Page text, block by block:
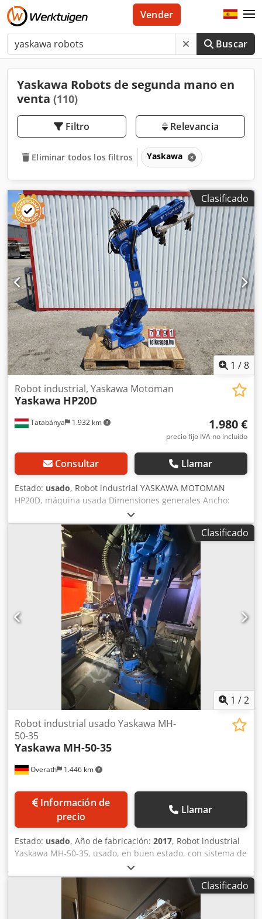
Buscar
Vender
Yaskawa Robots de segunda mano en
venta (110)
Filtro Relevancia
Eliminar todos los filtros Yaskawa
Clasificado
1 /8
Tatabánya 1.932 km
Robot industrial, Yaskawa Motoman
Yaskawa HP20D
1.980 €
precio fijo IVA no incluído
Consultar Llamar
Estado: usado, Robot industrial YASKAWA MOTOMAN
HP20D, máquina usada Dimensiones generales Ancho:
1400 mm Profundidad: 600 mm Altura: 1900 mm
Fabricante Yaskawa Electric Corporation (fabricado en
Japón) Modelo MOTOMAN HP20D Código de tipo Codozk
Awdspfx Ahfsrf YR-HP0020D-B00 Especificaciones técnicas
Año de fabricación: octubre de 2013 Capacidad de carga
útil: 20 kg Peso del robot: 268 kg Alimentación: CA 400 V,
trifásica, 50/60 Hz Consumo medio de energía: 2,0 kVA
Presión neumática máxima: 490 kPa (unidad de
preparación neumática integrada) Número de serie:
R14669-696-4 Número de pedido: S3V853-1-4 Rango de
movimiento Dimensión A (alcance trasero): 1417 mm
Dimensión B (alcance máximo hacia adelante): 1717 mm
Dimensión C (alcance vertical máximo): 2072 mm
Dimensión D (alcance máximo por debajo del nivel base):
Clasificado
1 /2
Overath 1.446 km
Robot industrial usado Yaskawa MH-
50-35
Yaskawa MH-50-35
Información de
precio
Llamar
Estado: usado, Año de fabricación: 2017, Robot industrial
Yaskawa MH-50-35, usado, en buen estado, con sistema de
control DX100. Cjdpezia Hgjfx Ahferf
Clasificado